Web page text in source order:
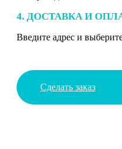
4. ДОСТАВКА И
Введите адрес и
Сделать заказ